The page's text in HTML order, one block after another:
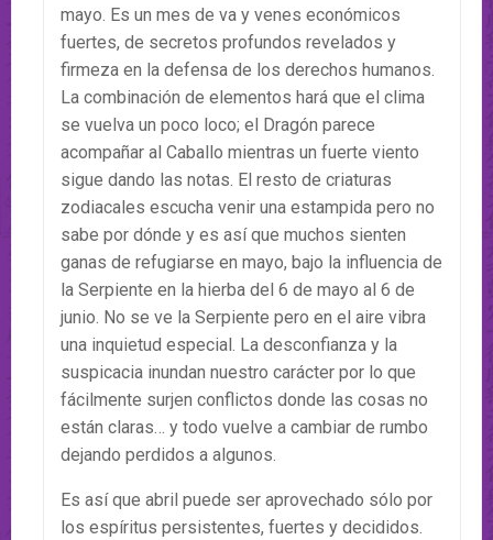
mayo. Es un mes de va y venes económicos
fuertes, de secretos profundos revelados y
firmeza en la defensa de los derechos humanos.
La combinación de elementos hará que el clima
se vuelva un poco loco; el Dragón parece
acompañar al Caballo mientras un fuerte viento
sigue dando las notas. El resto de criaturas
zodiacales escucha venir una estampida pero no
sabe por dónde y es así que muchos sienten
ganas de refugiarse en mayo, bajo la influencia de
la Serpiente en la hierba del 6 de mayo al 6 de
junio. No se ve la Serpiente pero en el aire vibra
una inquietud especial. La desconfianza y la
suspicacia inundan nuestro carácter por lo que
fácilmente surjen conflictos donde las cosas no
están claras… y todo vuelve a cambiar de rumbo
dejando perdidos a algunos.
Es así que abril puede ser aprovechado sólo por
los espíritus persistentes, fuertes y decididos.